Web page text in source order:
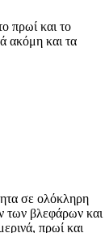
πρωί και το
ακόμη και τα
σε ολόκληρη
των βλεφάρων και
πρωί και